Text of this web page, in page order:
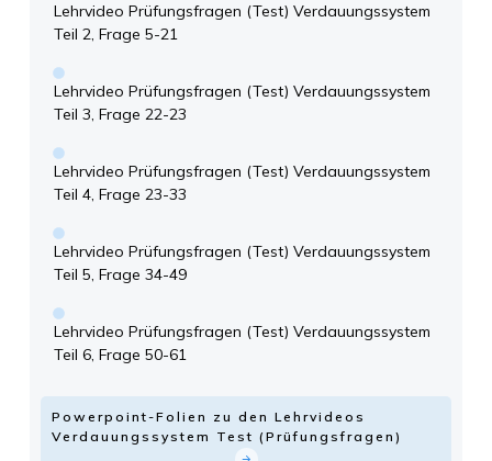
Lehrvideo Prüfungsfragen (Test) Verdauungssystem
Teil 2, Frage 5-21
Lehrvideo Prüfungsfragen (Test) Verdauungssystem
Teil 3, Frage 22-23
Lehrvideo Prüfungsfragen (Test) Verdauungssystem
Teil 4, Frage 23-33
Lehrvideo Prüfungsfragen (Test) Verdauungssystem
Teil 5, Frage 34-49
Lehrvideo Prüfungsfragen (Test) Verdauungssystem
Teil 6, Frage 50-61
Powerpoint-Folien zu den Lehrvideos
Verdauungssystem Test (Prüfungsfragen)